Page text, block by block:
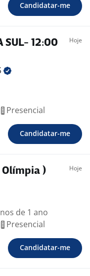
Candidatar-me
SUL- 12:00
Hoje
Presencial
Candidatar-me
Olímpia ) Hoje
de 1 ano
Presencial
Candidatar-me